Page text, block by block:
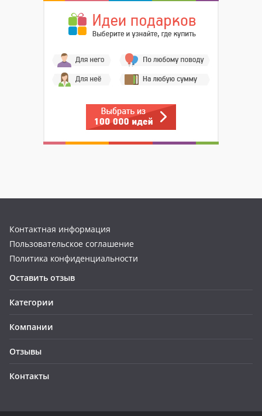
Контактная информация
Пользовательское соглашение
Политика конфиденциальности
Оставить отзыв
Категории
Компании
Отзывы
Контакты